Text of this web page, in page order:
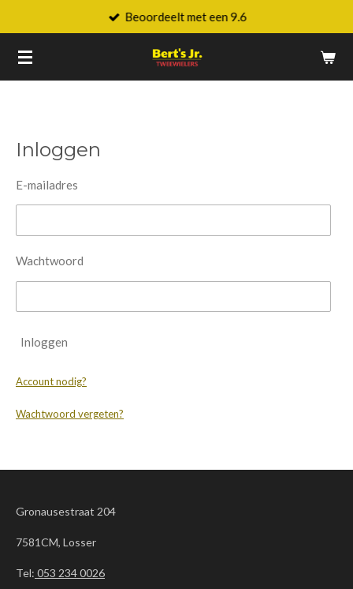
naar
de
Beoordeelt met een 9.6
Inloggen
E-mailadres
Wachtwoord
Inloggen
Account nodig?
Wachtwoord vergeten?
Gronausestraat 204
7581CM, Losser
Tel: 053 234 0026